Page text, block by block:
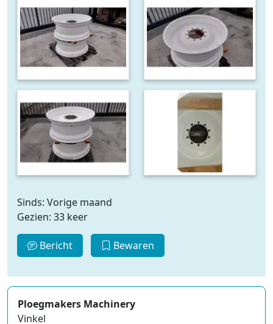
Sinds: Vorige maand
Gezien: 33 keer
Bericht Bewaren
Ploegmakers Machinery
Vinkel